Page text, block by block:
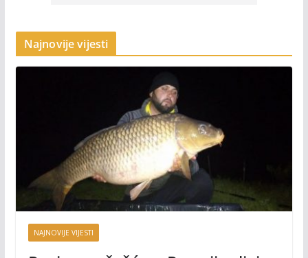
Najnovije vijesti
NAJNOVIJE VIJESTI